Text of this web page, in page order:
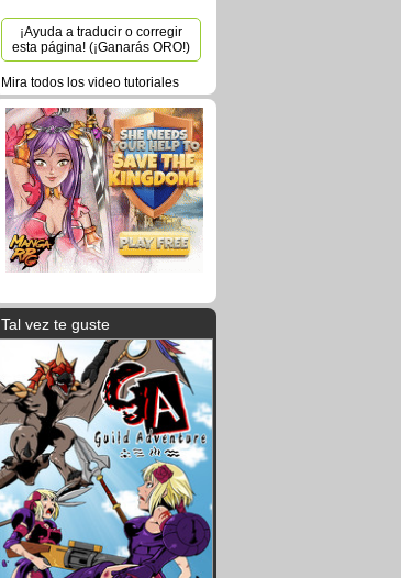
¡Ayuda a traducir o corregir
esta página! (¡Ganarás ORO!)
Mira todos los video tutoriales
Tal vez te guste